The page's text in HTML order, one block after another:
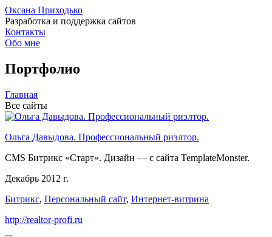
Оксана Приходько
Разработка и поддержка сайтов
Контакты
Обо мне
Портфолио
Главная
Все сайты
Ольга Давыдова. Профессиональный риэлтор.
CMS Битрикс «Старт». Дизайн — с сайта TemplateMonster.
Декабрь 2012 г.
Битрикс, Персональный сайт, Интернет-витрина
http://realtor-profi.ru